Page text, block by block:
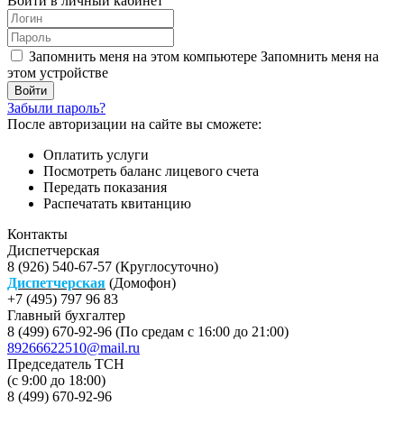
Запомнить меня на этом компьютере Запомнить меня на
этом устройстве
Забыли пароль?
После авторизации на сайте вы сможете:
Оплатить услуги
Посмотреть баланс лицевого счета
Передать показания
Распечатать квитанцию
Контакты
Диспетчерская
8 (926) 540-67-57 (Круглосуточно)
Диспетчерская (Домофон)
+7 (495) 797 96 83
Главный бухгалтер
8 (499) 670-92-96 (По средам с 16:00 до 21:00)
89266622510@mail.ru
Председатель ТСН
(с 9:00 до 18:00)
8 (499) 670-92-96